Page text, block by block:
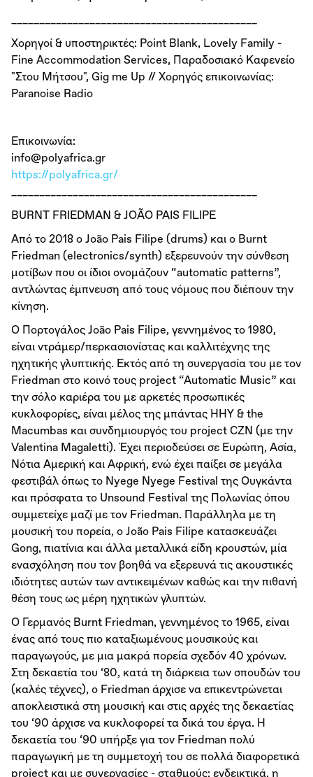
Χορηγοί & υποστηρικτές: Point Blank, Lovely Family -
Fine Accommodation Services, Παραδοσιακό Καφενείο
"Στου Μήτσου", Gig me Up // Χορηγός επικοινωνίας:
Paranoise Radio
Επικοινωνία:
info@polyafrica.gr
https://polyafrica.gr/
BURNT FRIEDMAN & JOÃ​​​​​​​O PAIS FILIPE
Από το 2018 ο João Pais Filipe (drums) και ο Burnt
Friedman (electronics/synth) εξερευνούν την σύνθεση
μοτίβων που οι ίδιοι ονομάζουν “automatic patterns”,
αντλώντας έμπνευση από τους νόμους που διέπουν την
κίνηση.
O Πορτογάλος João Pais Filipe, γεννημένος το 1980,
είναι ντράμερ/περκασιονίστας και καλλιτέχνης της
ηχητικής γλυπτικής. Εκτός από τη συνεργασία του με τον
Friedman στο κοινό τους project “Automatic Music” και
την σόλο καριέρα του με αρκετές προσωπικές
κυκλοφορίες, είναι μέλος της μπάντας HHY & the
Macumbas και συνδημιουργός του project CZN (με την
Valentina Magaletti). Έχει περιοδεύσει σε Ευρώπη, Ασία,
Nότια Αμερική και Αφρική, ενώ έχει παίξει σε μεγάλα
φεστιβάλ όπως το Nyege Nyege Festival της Ουγκάντα
και πρόσφατα το Unsound Festival της Πολωνίας όπου
συμμετείχε μαζί με τον Friedman. Παράλληλα με τη
μουσική του πορεία, ο João Pais Filipe κατασκευάζει
Gong, πιατίνια και άλλα μεταλλικά είδη κρουστών, μία
ενασχόληση που τον βοηθά να εξερευνά τις ακουστικές
ιδιότητες αυτών των αντικειμένων καθώς και την πιθανή
θέση τους ως μέρη ηχητικών γλυπτών.
Ο Γερμανός Burnt Friedman, γεννημένος το 1965, είναι
ένας από τους πιο καταξιωμένους μουσικούς και
παραγωγούς, με μια μακρά πορεία σχεδόν 40 χρόνων.
Στη δεκαετία του ‘80, κατά τη διάρκεια των σπουδών του
(καλές τέχνες), ο Friedman άρχισε να επικεντρώνεται
αποκλειστικά στη μουσική και στις αρχές της δεκαετίας
του ‘90 άρχισε να κυκλοφορεί τα δικά του έργα. Η
δεκαετία του ‘90 υπήρξε για τον Friedman πολύ
παραγωγική με τη συμμετοχή του σε πολλά διαφορετικά
project και με συνεργασίες - σταθμούς: ενδεικτικά, η